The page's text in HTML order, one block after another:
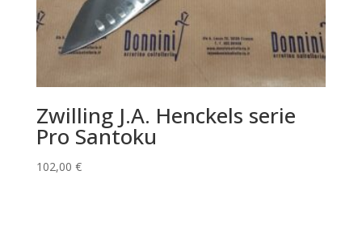
Zwilling J.A. Henckels serie
Pro Santoku
102,00 €